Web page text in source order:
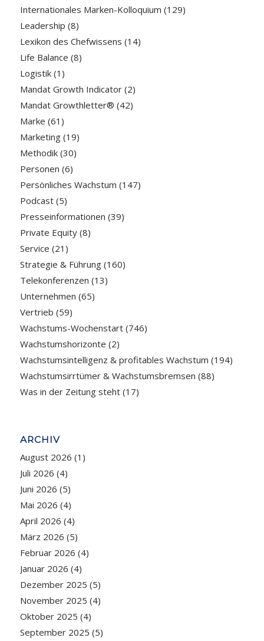
Internationales Marken-Kolloquium (129)
Leadership (8)
Lexikon des Chefwissens (14)
Life Balance (8)
Logistik(1)
Mandat Growth Indicator(2)
Mandat Growthletter® (42)
Marke (61)
Marketing(19)
Methodik(30)
Personen (6)
Persönliches Wachstum (147)
Podcast(5)
Presseinformationen (39)
Private Equity(8)
Service (21)
Strategie & Führung(160)
Telekonferenzen (13)
Unternehmen (65)
Vertrieb (59)
Wachstums-Wochenstart(746)
Wachstumshorizonte (2)
Wachstumsintelligenz & profitables Wachstum (194)
Wachstumsirrtümer & Wachstumsbremsen (88)
Was in der Zeitung steht(17)
ARCHIV
August 2026 (1)
Juli 2026 (4)
Juni 2026 (5)
Mai 2026 (4)
April 2026 (4)
März 2026 (5)
Februar 2026 (4)
Januar 2026 (4)
Dezember 2025 (5)
November 2025 (4)
Oktober 2025 (4)
September 2025 (5)